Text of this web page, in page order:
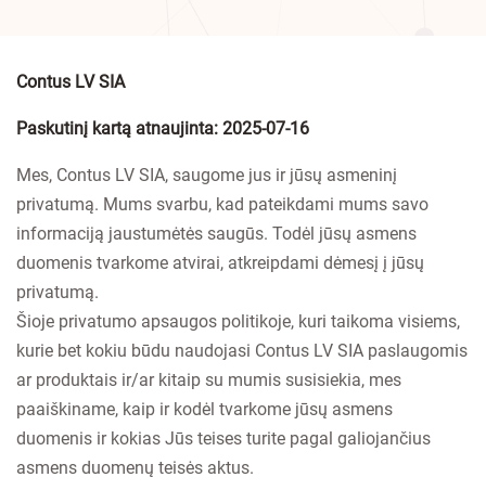
Contus LV SIA
Paskutinį kartą atnaujinta: 2025-07-16
Mes, Contus LV SIA, saugome jus ir jūsų asmeninį
privatumą. Mums svarbu, kad pateikdami mums savo
informaciją jaustumėtės saugūs. Todėl jūsų asmens
duomenis tvarkome atvirai, atkreipdami dėmesį į jūsų
privatumą.
Šioje privatumo apsaugos politikoje, kuri taikoma visiems,
kurie bet kokiu būdu naudojasi Contus LV SIA paslaugomis
ar produktais ir/ar kitaip su mumis susisiekia, mes
paaiškiname, kaip ir kodėl tvarkome jūsų asmens
duomenis ir kokias Jūs teises turite pagal galiojančius
asmens duomenų teisės aktus.